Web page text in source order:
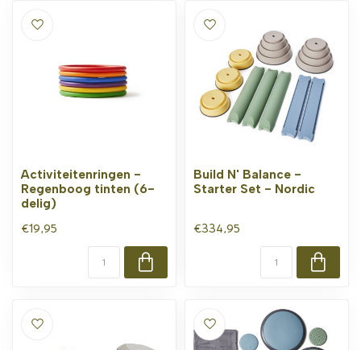
Activiteitenringen -
Regenboog tinten (6-
delig)
€19,95
Build N' Balance -
Starter Set - Nordic
€334,95